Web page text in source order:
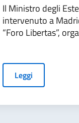
Il Ministro degli
intervenuto a
“Foro Libertas”,
Leggi